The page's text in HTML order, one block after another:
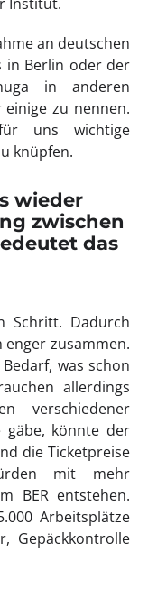
an deutschen
in Berlin oder der
in anderen
zu nennen.
uns wichtige
knüpfen.
wieder
zwischen
das
Schritt. Dadurch
zusammen.
was schon
allerdings
verschiedener
gäbe, könnte der
die Ticketpreise
mit mehr
BER entstehen.
Arbeitsplätze
Gepäckkontrolle